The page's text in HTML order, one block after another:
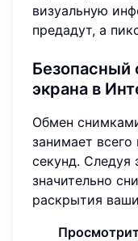
визуальную
предадут, а
Безопасный
экрана в
Обмен
занимает
секунд.
значительно
раскрытия